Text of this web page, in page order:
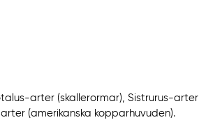
arter (skallerormar), Sistrurus-arter
(amerikanska kopparhuvuden).